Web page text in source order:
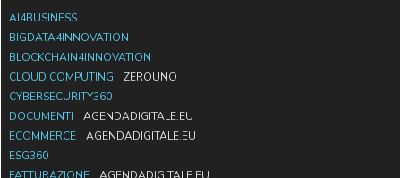
AI4BUSINESS
BIGDATA4INNOVATION
BLOCKCHAIN4INNOVATION
CLOUD COMPUTING
ZEROUNO
CYBERSECURITY360
DOCUMENTI
AGENDADIGITALE.EU
ECOMMERCE
AGENDADIGITALE.EU
ESG360
FATTURAZIONE
AGENDADIGITALE.EU